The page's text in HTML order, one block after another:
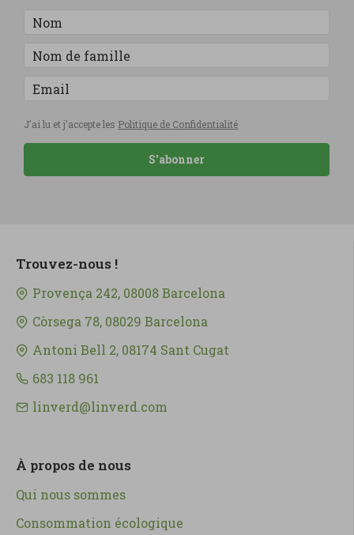
J'ai lu et j'accepte les Politique de Confidentialité
S'abonner
Trouvez-nous !
Provença 242, 08008 Barcelona
Còrsega 78, 08029 Barcelona
Antoni Bell 2, 08174 Sant Cugat
683 118 961
linverd@linverd.com
À propos de nous
Qui nous sommes
Consommation écologique